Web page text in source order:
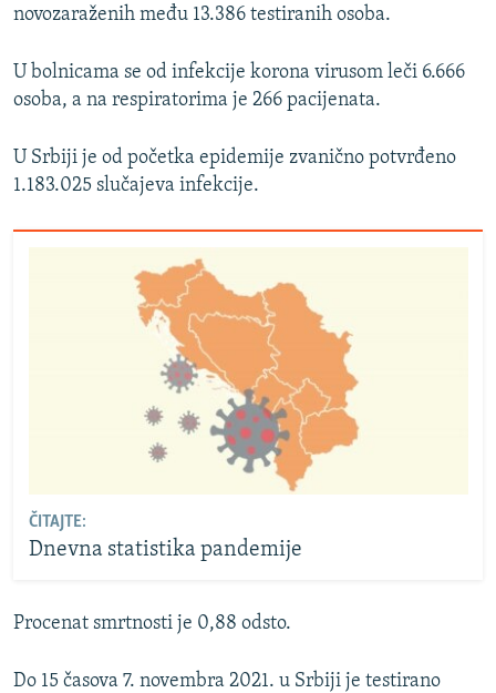
NASTANAK I RASPAD JUGOSLAVIJE
novozaraženih među 13.386 testiranih osoba.
U bolnicama se od infekcije korona virusom leči 6.666
osoba, a na respiratorima je 266 pacijenata.
U Srbiji je od početka epidemije zvanično potvrđeno
1.183.025 slučajeva infekcije.
ČITAJTE:
Dnevna statistika pandemije
Procenat smrtnosti je 0,88 odsto.
Do 15 časova 7. novembra 2021. u Srbiji je testirano